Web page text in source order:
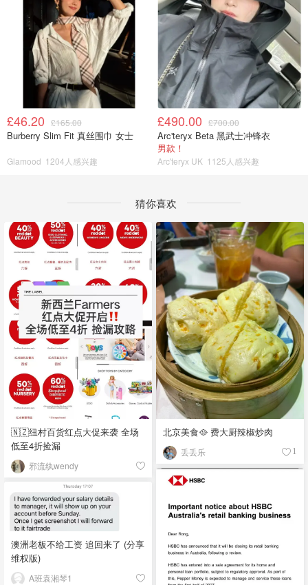
£46.20 £165.00
Burberry Slim Fit 真丝围巾 女士
Glamood 1204人感兴趣
£490.00 £700.00
Arc'teryx Beta 黑武士冲锋衣
男款！
Arc'teryx UK 1125人感兴趣
猜你喜欢
🇳🇿纽村百货红点大促来袭 全场
低至4折捡漏
邪流纨wendy
北京美食🥘 费大厨辣椒炒肉
丢丢乐 1
澳洲老板不给工资 追回来了 (分享
维权版)
A班袁湘琴1